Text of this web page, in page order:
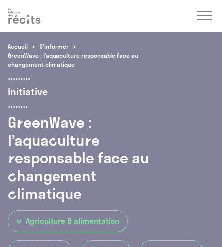
page
Accueil
S’informer
GreenWave : l’aquaculture responsable face au
changement climatique
Initiative
GreenWave :
l’aquaculture
responsable face au
changement
climatique
9 Agriculture & alimentation